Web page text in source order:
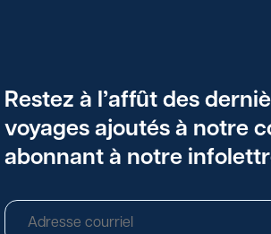
Restez à l’affût des
voyages ajoutés à notre
abonnant à notre